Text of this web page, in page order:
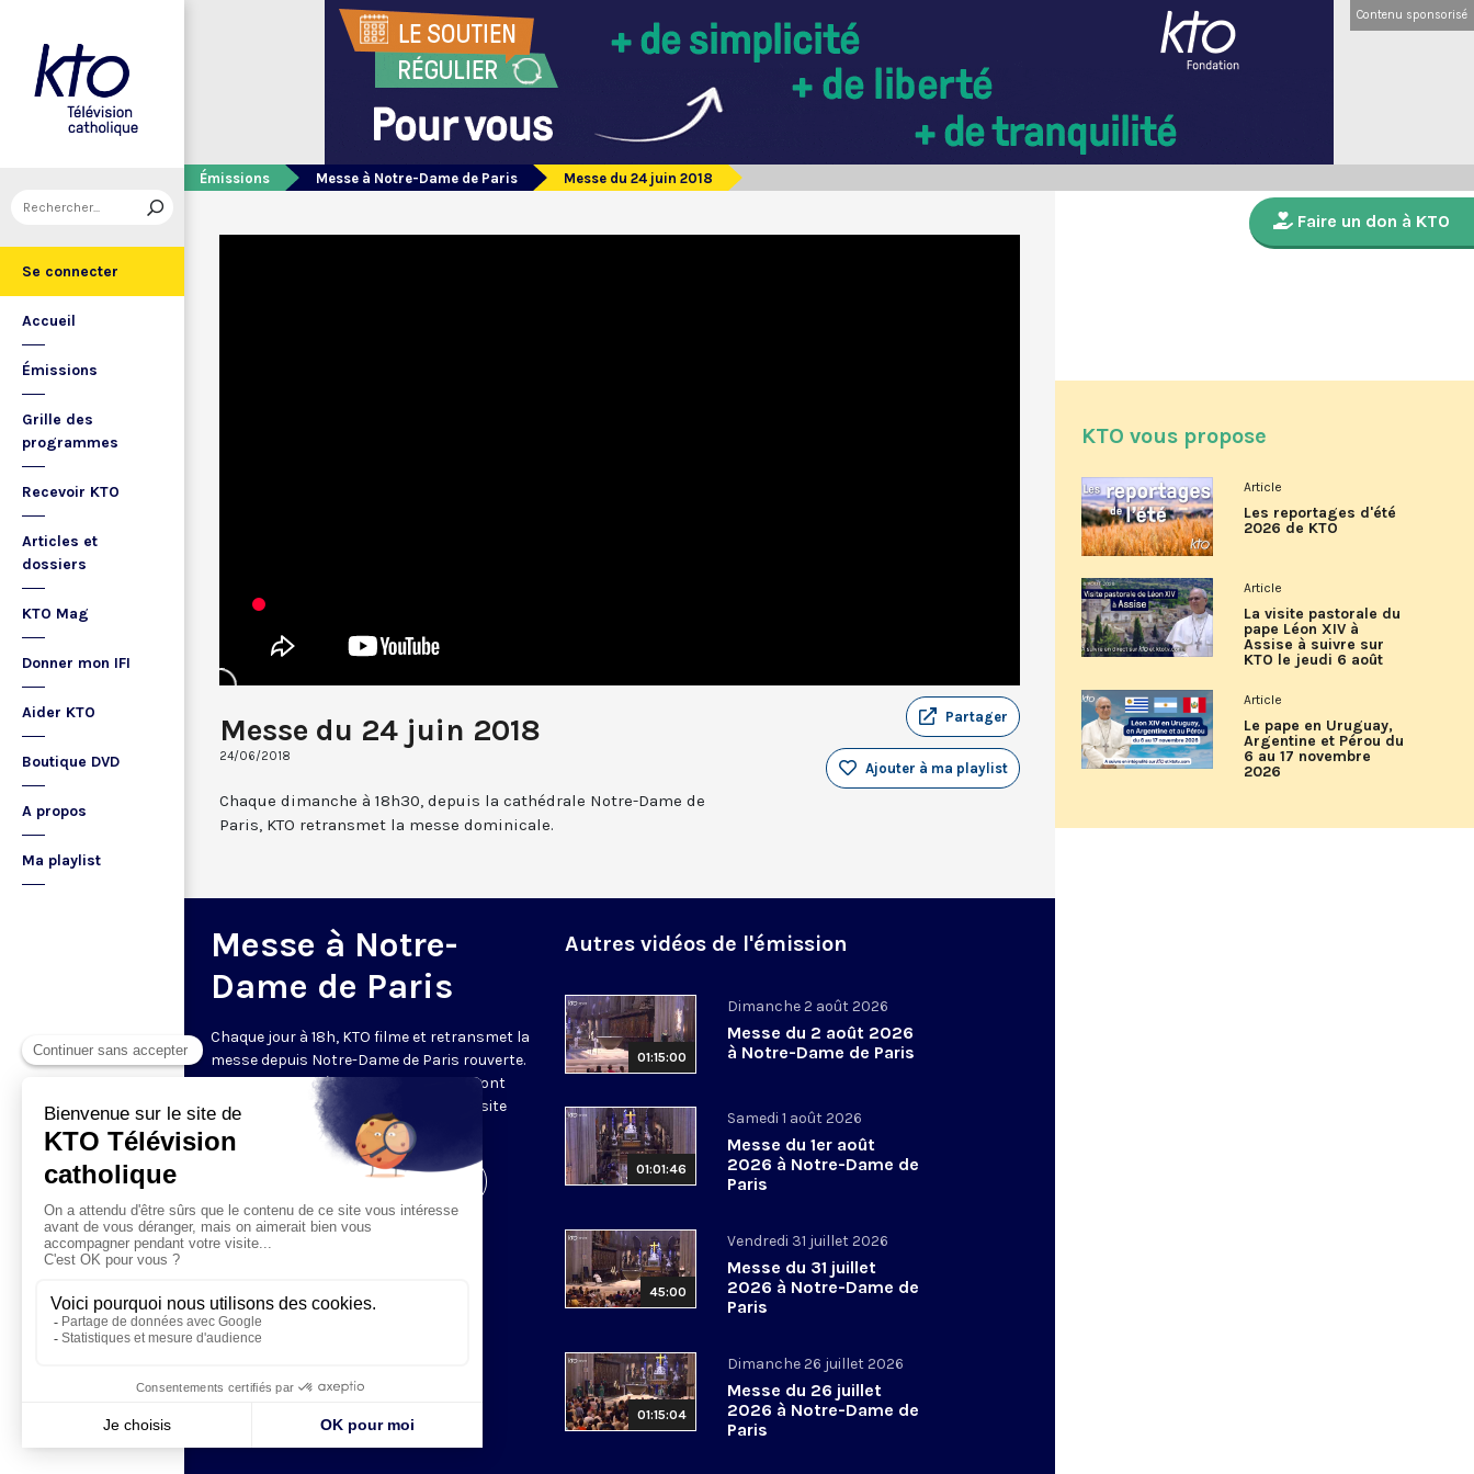
Se connecter
Accueil
Émissions
Grille des
programmes
Recevoir KTO
Articles et
dossiers
KTO Mag
Donner mon IFI
Aider KTO
Boutique DVD
A propos
Ma playlist
Contenu sponsorisé
Émissions Messe à Notre-Dame de Paris Messe du 24 juin 2018
Messe du 24 juin 2018
24/06/2018
Partager
Ajouter à ma playlist
Chaque dimanche à 18h30, depuis la cathédrale Notre-Dame de
Paris, KTO retransmet la messe dominicale.
Messe à Notre-
Dame de Paris
Chaque jour à 18h, KTO filme et retransmet la
messe depuis Notre-Dame de Paris rouverte.
Les textes des Vêpres et de la messe sont
presque toujours ceux qu’indiquent le site
Visiter la page de l'émission
Autres vidéos de l'émission
01:15:00
Dimanche 2 août 2026
Messe du 2 août 2026
à Notre-Dame de Paris
01:01:46
Samedi 1 août 2026
Messe du 1er août
2026 à Notre-Dame de
Paris
45:00
Vendredi 31 juillet 2026
Messe du 31 juillet
2026 à Notre-Dame de
Paris
01:15:04
Dimanche 26 juillet 2026
Messe du 26 juillet
2026 à Notre-Dame de
Paris
Faire un don à KTO
KTO vous propose
Article
Les reportages d'été
2026 de KTO
Article
La visite pastorale du
pape Léon XIV à
Assise à suivre sur
KTO le jeudi 6 août
Article
Le pape en Uruguay,
Argentine et Pérou du
6 au 17 novembre
2026